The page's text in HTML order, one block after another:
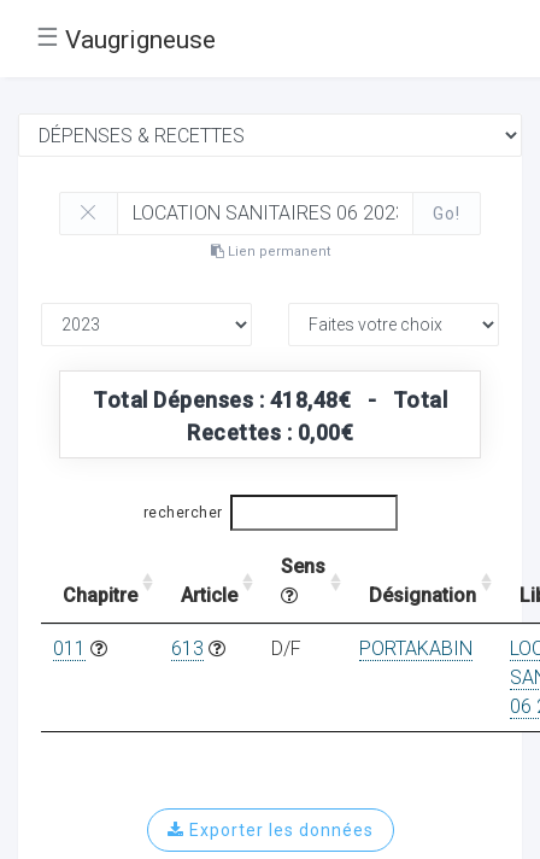
☰ Vaugrigneuse
Go!
Lien permanent
Total Dépenses : 418,48€ - Total
Recettes : 0,00€
rechercher
Chapitre Article
Sens
Désignation
011 613 D/F PORTAKABIN
06
Exporter les données